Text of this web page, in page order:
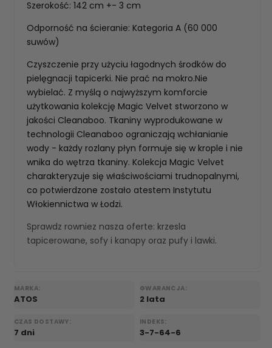
Szerokość: 142 cm +- 3 cm
Odporność na ścieranie: Kategoria A (60 000
suwów)
Czyszczenie przy użyciu łagodnych środków do
pielęgnacji tapicerki. Nie prać na mokro.Nie
wybielać. Z myślą o najwyższym komforcie
użytkowania kolekcję Magic Velvet stworzono w
jakości Cleanaboo. Tkaniny wyprodukowane w
technologii Cleanaboo ograniczają wchłanianie
wody - każdy rozlany płyn formuje się w krople i nie
wnika do wętrza tkaniny. Kolekcja Magic Velvet
charakteryzuje się właściwościami trudnopalnymi,
co potwierdzone zostało atestem Instytutu
Włokiennictwa w Łodzi.
Sprawdz rowniez nasza oferte: krzesla
tapicerowane, sofy i kanapy oraz pufy i lawki.
MARKA:
ATOS
GWARANCJA:
2 lata
CZAS DOSTAWY:
7 dni
INDEKS:
3-7-64-6